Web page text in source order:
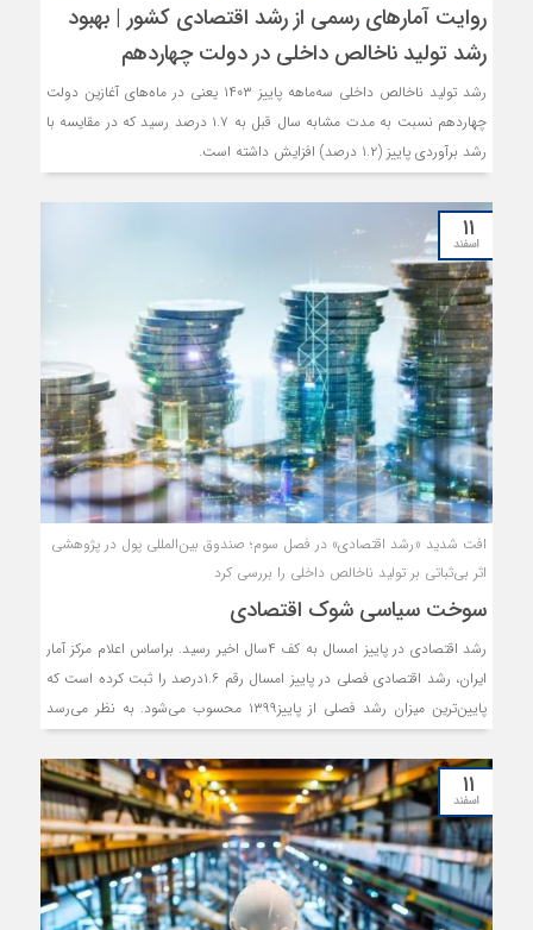
روایت آمارهای رسمی از رشد اقتصادی کشور | بهبود
رشد تولید ناخالص داخلی در دولت چهاردهم
رشد تولید ناخالص داخلی سه‌ماهه پاییز ۱۴۰۳ یعنی در ماه‌های آغازین دولت
چهاردهم نسبت به مدت مشابه سال قبل به ۱.۷ درصد رسید که در مقایسه با
رشد برآوردی پاییز (۱.۲ درصد) افزایش داشته است.
۱۱
اسفند
افت شدید «رشد اقتصادی» در فصل سوم؛ صندوق بین‌المللی پول در پژوهشی
اثر بی‌ثباتی بر تولید ناخالص داخلی را بررسی کرد
سوخت سیاسی شوک اقتصادی
رشد اقتصادی در پاییز امسال به کف ۴سال اخیر رسید. براساس اعلام مرکز آمار
ایران، رشد اقتصادی فصلی در پاییز امسال رقم ۱.۶درصد را ثبت کرده است که
پایین‌ترین میزان رشد فصلی از پاییز۱۳۹۹ محسوب می‌شود. به نظر می‌رسد
ریسک‌های سیاسی مهم‌ترین عامل افت رشد اقتصادی در پاییز امسال باشد.
همزمان، «دنیای‌اقتصاد» پژوهشی از صندوق بین‌المللی پول را بررسی کرده
است که به اثر بی‌ثباتی‌ها و ریسک‌های سیاسی بر رشد اقتصادی می‌پردازد. بر
اساس این پژوهش، بی‌ثباتی سیاسی اثر منفی واضحی را بر رشد اقتصادی
کشورها می‌گذارد. بررسی آمارهای مربوط به شاخص ثبات سیاسی بانک جهانی
نیز نشان می‌دهد، از سال۲۰۱۷ تا ۲۰۲۳، نمره ایران در این شاخص ۰.۷۷ واحد
کاهش یافته و رتبه ایران از رده ۱۸۰جهان به ۱۹۴ در میان ۲۱۱کشور دنیا سقوط
۱۱
اسفند